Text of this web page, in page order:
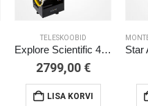
TELESKOOBID
Explore Scientific 406 mm (16”) torukonstruktsiooniga Dobson
2799,00 €
LISA KORVI